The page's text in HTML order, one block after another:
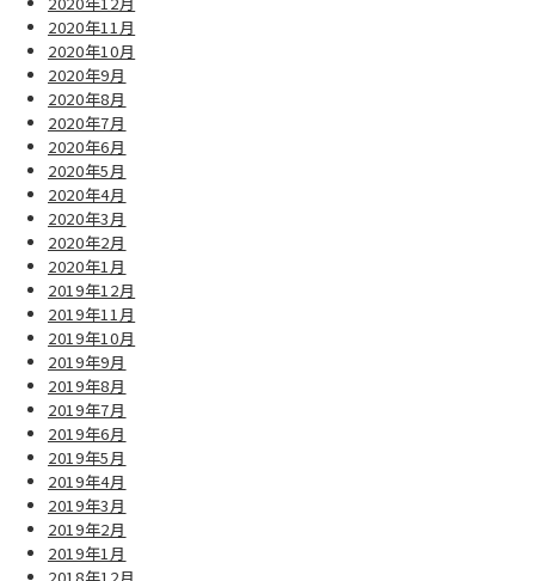
2020年11月
2020年10月
2020年9月
2020年8月
2020年7月
2020年6月
2020年5月
2020年4月
2020年3月
2020年2月
2020年1月
2019年12月
2019年11月
2019年10月
2019年9月
2019年8月
2019年7月
2019年6月
2019年5月
2019年4月
2019年3月
2019年2月
2019年1月